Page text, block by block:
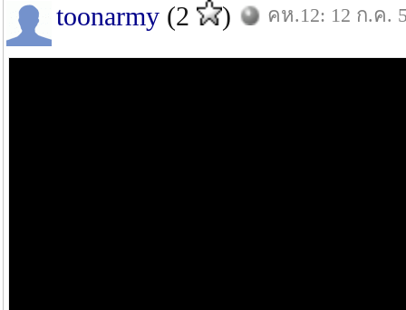
toonarmy (2 ) คห.12: 12 ก.ค.